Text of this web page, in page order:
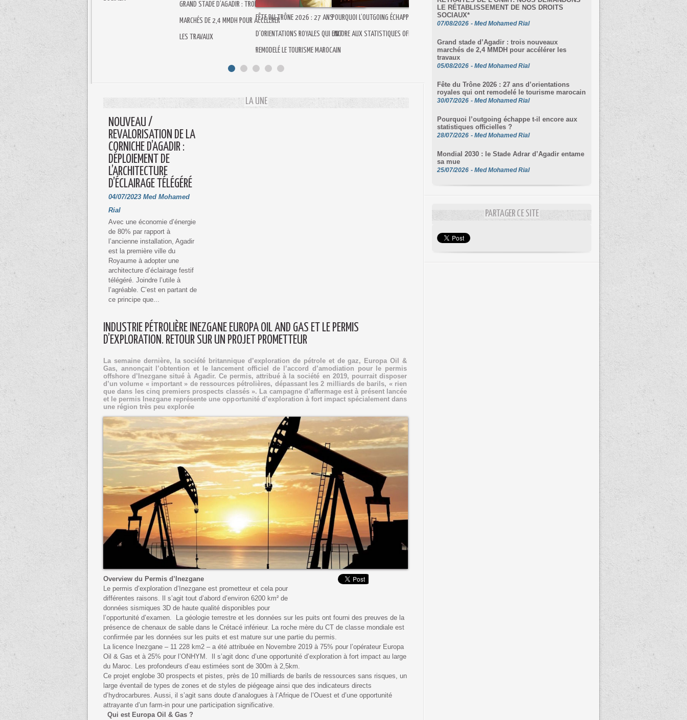
GRAND STADE D’AGADIR : TROIS NOUVEAUX
MARCHÉS DE 2,4 MMDH POUR ACCÉLÉRER
LES TRAVAUX
FÊTE DU TRÔNE 2026 : 27 ANS
D’ORIENTATIONS ROYALES QUI ONT
REMODELÉ LE TOURISME MAROCAIN
POURQUOI L’OUTGOING ÉCHAPPE T-IL
ENCORE AUX STATISTIQUES OFFICIELLES ?
MONDIAL 2030 : LE STADE ADRAR D’AGADIR
LA UNE
NOUVEAU /
REVALORISATION DE LA
CORNICHE D’AGADIR :
DÉPLOIEMENT DE
L’ARCHITECTURE
D’ÉCLAIRAGE TÉLÉGÉRÉ
04/07/2023 Med Mohamed
Rial
Avec une économie d’énergie
de 80% par rapport à
l’ancienne installation, Agadir
est la première ville du
Royaume à adopter une
architecture d’éclairage festif
télégéré. Joindre l’utile à
l’agréable. C’est en partant de
ce principe que...
INDUSTRIE PÉTROLIÈRE INEZGANE EUROPA OIL AND GAS ET LE PERMIS
D’EXPLORATION. RETOUR SUR UN PROJET PROMETTEUR
La semaine dernière, la société britannique d’exploration de pétrole et de gaz, Europa Oil &
Gas, annonçait l’obtention et le lancement officiel de l’accord d’amodiation pour le permis
offshore d’Inezgane situé à Agadir. Ce permis, attribué à la société en 2019, pourrait disposer
d’un volume « important » de ressources pétrolières, dépassant les 2 milliards de barils, « rien
que dans les cinq premiers prospects classés ». La campagne d’affermage est à présent lancée
et le permis Inezgane représente une opportunité d’exploration à fort impact spécialement dans
une région très peu explorée
Overview du Permis d’Inezgane
Le permis d’exploration d’Inezgane est prometteur et cela pour
différentes raisons. Il s’agit tout d’abord d’environ 6200 km² de
données sismiques 3D de haute qualité disponibles pour
l’opportunité d’examen. La géologie terrestre et les données sur les puits ont fourni des preuves de la
présence de chenaux de sable dans le Crétacé inférieur. La roche mère du CT de classe mondiale est
confirmée par les données sur les puits et est mature sur une partie du permis.
La licence Inezgane – 11 228 km2 – a été attribuée en Novembre 2019 à 75% pour l’opérateur Europa
Oil & Gas et à 25% pour l’ONHYM. Il s’agit donc d’une opportunité d’exploration à fort impact au large
du Maroc. Les profondeurs d’eau estimées sont de 300m à 2,5km.
Ce projet englobe 30 prospects et pistes, près de 10 milliards de barils de ressources sans risques, un
large éventail de types de zones et de styles de piégeage ainsi que des indicateurs directs
d’hydrocarbures. Aussi, il s’agit sans doute d’analogues à l’Afrique de l’Ouest et d’une opportunité
attrayante d’un farm-in pour une participation significative.
Qui est Europa Oil & Gas ?
LE RÉTABLISSEMENT DE NOS DROITS
SOCIAUX*
07/08/2026 - Med Mohamed Rial
Grand stade d’Agadir : trois nouveaux
marchés de 2,4 MMDH pour accélérer les
travaux
05/08/2026 - Med Mohamed Rial
Fête du Trône 2026 : 27 ans d’orientations
royales qui ont remodelé le tourisme marocain
30/07/2026 - Med Mohamed Rial
Pourquoi l’outgoing échappe t-il encore aux
statistiques officielles ?
28/07/2026 - Med Mohamed Rial
Mondial 2030 : le Stade Adrar d’Agadir entame
sa mue
25/07/2026 - Med Mohamed Rial
PARTAGER CE SITE